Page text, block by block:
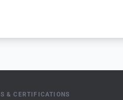
& CERTIFICATIONS